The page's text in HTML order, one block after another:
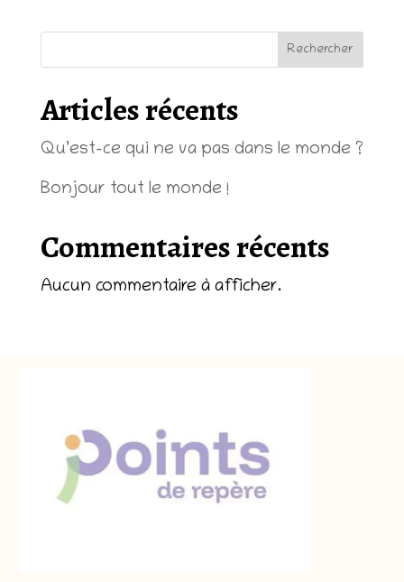
Rechercher
Articles récents
Qu’est-ce qui ne va pas dans le monde ?
Bonjour tout le monde !
Commentaires récents
Aucun commentaire à afficher.